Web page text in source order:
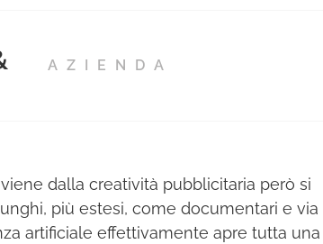
AZIENDA
dalla creatività pubblicitaria però si
più estesi, come documentari e via
artificiale effettivamente apre tutta una